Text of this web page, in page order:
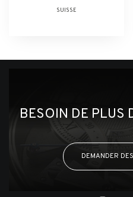
SUISSE
BESOIN DE PLUS
DEMANDER